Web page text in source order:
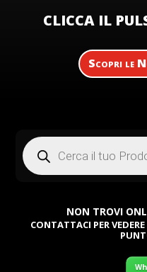
CLICCA IL
Scopri le
Products
search
NON TROVI
CONTATTACI PER